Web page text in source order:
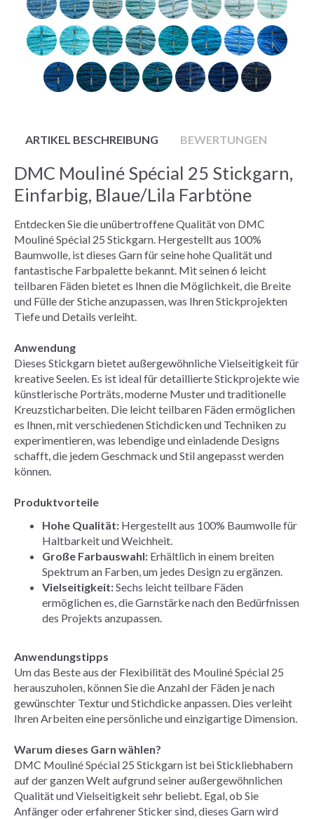
ARTIKEL BESCHREIBUNG BEWERTUNGEN
DMC Mouliné Spécial 25 Stickgarn,
Einfarbig, Blaue/Lila Farbtöne
Entdecken Sie die unübertroffene Qualität von DMC
Mouliné Spécial 25 Stickgarn. Hergestellt aus 100%
Baumwolle, ist dieses Garn für seine hohe Qualität und
fantastische Farbpalette bekannt. Mit seinen 6 leicht
teilbaren Fäden bietet es Ihnen die Möglichkeit, die Breite
und Fülle der Stiche anzupassen, was Ihren Stickprojekten
Tiefe und Details verleiht.
Anwendung
Dieses Stickgarn bietet außergewöhnliche Vielseitigkeit für
kreative Seelen. Es ist ideal für detaillierte Stickprojekte wie
künstlerische Porträts, moderne Muster und traditionelle
Kreuzsticharbeiten. Die leicht teilbaren Fäden ermöglichen
es Ihnen, mit verschiedenen Stichdicken und Techniken zu
experimentieren, was lebendige und einladende Designs
schafft, die jedem Geschmack und Stil angepasst werden
können.
Produktvorteile
Hohe Qualität: Hergestellt aus 100% Baumwolle für
Haltbarkeit und Weichheit.
Große Farbauswahl: Erhältlich in einem breiten
Spektrum an Farben, um jedes Design zu ergänzen.
Vielseitigkeit:Sechs leicht teilbare Fäden
ermöglichen es, die Garnstärke nach den Bedürfnissen
des Projekts anzupassen.
Anwendungstipps
Um das Beste aus der Flexibilität des Mouliné Spécial 25
herauszuholen, können Sie die Anzahl der Fäden je nach
gewünschter Textur und Stichdicke anpassen. Dies verleiht
Ihren Arbeiten eine persönliche und einzigartige Dimension.
Warum dieses Garn wählen?
DMC Mouliné Spécial 25 Stickgarn ist bei Stickliebhabern
auf der ganzen Welt aufgrund seiner außergewöhnlichen
Qualität und Vielseitigkeit sehr beliebt. Egal, ob Sie
Anfänger oder erfahrener Sticker sind, dieses Garn wird